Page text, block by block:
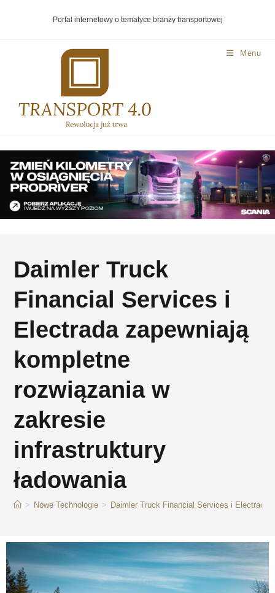
Portal internetowy o tematyce branży transportowej
Menu
Daimler Truck
Financial Services i
Electrada zapewniają
kompletne
rozwiązania w
zakresie
infrastruktury
ładowania
> Nowe Technologie > Daimler Truck Financial Services i Electrada